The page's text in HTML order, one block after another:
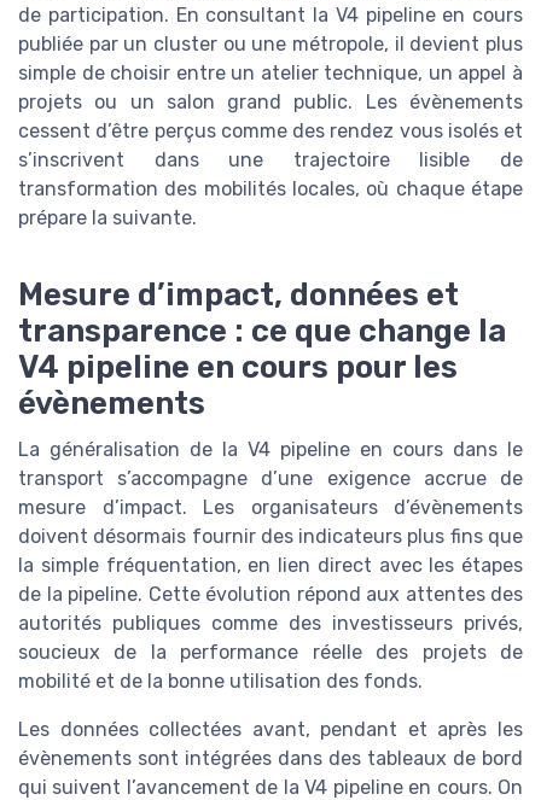
de participation. En consultant la V4 pipeline en cours
publiée par un cluster ou une métropole, il devient plus
simple de choisir entre un atelier technique, un appel à
projets ou un salon grand public. Les évènements
cessent d’être perçus comme des rendez vous isolés et
s’inscrivent dans une trajectoire lisible de
transformation des mobilités locales, où chaque étape
prépare la suivante.
Mesure d’impact, données et
transparence : ce que change la
V4 pipeline en cours pour les
évènements
La généralisation de la V4 pipeline en cours dans le
transport s’accompagne d’une exigence accrue de
mesure d’impact. Les organisateurs d’évènements
doivent désormais fournir des indicateurs plus fins que
la simple fréquentation, en lien direct avec les étapes
de la pipeline. Cette évolution répond aux attentes des
autorités publiques comme des investisseurs privés,
soucieux de la performance réelle des projets de
mobilité et de la bonne utilisation des fonds.
Les données collectées avant, pendant et après les
évènements sont intégrées dans des tableaux de bord
qui suivent l’avancement de la V4 pipeline en cours. On